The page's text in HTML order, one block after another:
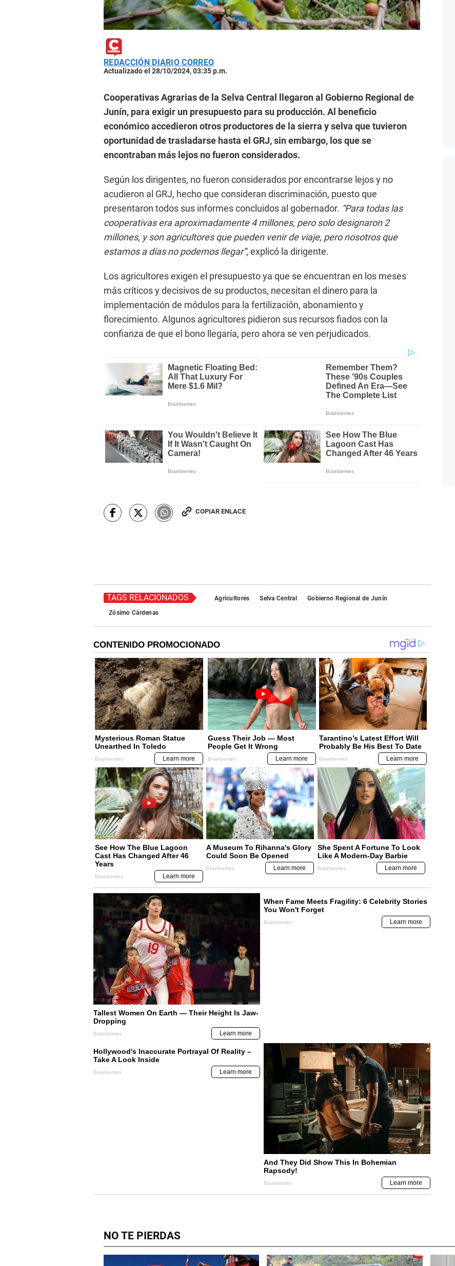
REDACCIÓN DIARIO CORREO
Actualizado el 28/10/2024, 03:35 p.m.
Cooperativas Agrarias de la Selva Central llegaron al Gobierno Regional de
Junín, para exigir un presupuesto para su producción. Al beneficio
económico accedieron otros productores de la sierra y selva que tuvieron
oportunidad de trasladarse hasta el GRJ, sin embargo, los que se
encontraban más lejos no fueron considerados.
Según los dirigentes, no fueron considerados por encontrarse lejos y no
acudieron al GRJ, hecho que consideran discriminación, puesto que
presentaron todos sus informes concluidos al gobernador. “Para todas las
cooperativas era aproximadamente 4 millones, pero solo designaron 2
millones, y son agricultores que pueden venir de viaje, pero nosotros que
estamos a días no podemos llegar”, explicó la dirigente.
Los agricultores exigen el presupuesto ya que se encuentran en los meses
más críticos y decisivos de su productos, necesitan el dinero para la
implementación de módulos para la fertilización, abonamiento y
florecimiento. Algunos agricultores pidieron sus recursos fiados con la
confianza de que el bono llegaría, pero ahora se ven perjudicados.
COPIAR ENLACE
TAGS RELACIONADOS Agricultores Selva Central
Gobierno Regional de Junín
Zósimo Cárdenas
NO TE PIERDAS